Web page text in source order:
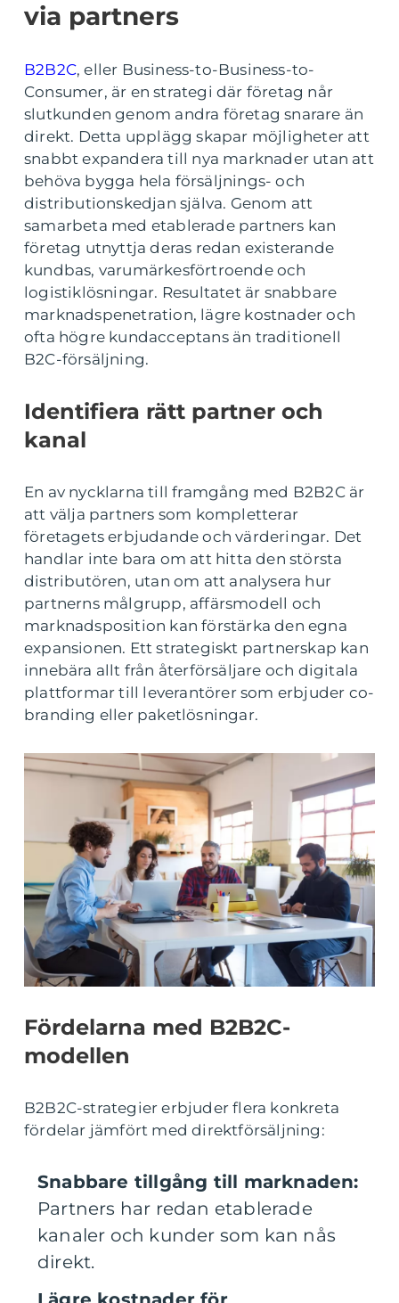
via partners
B2B2C, eller Business-to-Business-to-
Consumer, är en strategi där företag når
slutkunden genom andra företag snarare än
direkt. Detta upplägg skapar möjligheter att
snabbt expandera till nya marknader utan att
behöva bygga hela försäljnings- och
distributionskedjan själva. Genom att
samarbeta med etablerade partners kan
företag utnyttja deras redan existerande
kundbas, varumärkesförtroende och
logistiklösningar. Resultatet är snabbare
marknadspenetration, lägre kostnader och
ofta högre kundacceptans än traditionell
B2C-försäljning.
Identifiera rätt partner och
kanal
En av nycklarna till framgång med B2B2C är
att välja partners som kompletterar
företagets erbjudande och värderingar. Det
handlar inte bara om att hitta den största
distributören, utan om att analysera hur
partnerns målgrupp, affärsmodell och
marknadsposition kan förstärka den egna
expansionen. Ett strategiskt partnerskap kan
innebära allt från återförsäljare och digitala
plattformar till leverantörer som erbjuder co-
branding eller paketlösningar.
Fördelarna med B2B2C-
modellen
B2B2C-strategier erbjuder flera konkreta
fördelar jämfört med direktförsäljning:
Snabbare tillgång till marknaden:
Partners har redan etablerade
kanaler och kunder som kan nås
direkt.